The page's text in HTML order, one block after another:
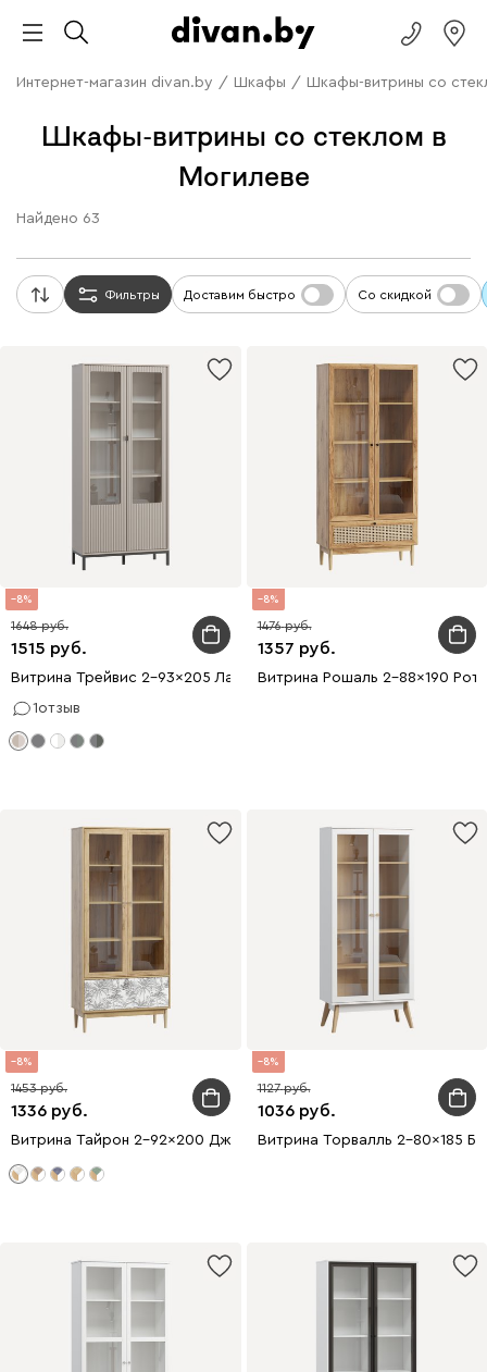
Интернет-магазин divan.by / Шкафы / Шкафы-витрины со
Шкафы-витрины со стеклом в
Могилеве
Найдено 63
Фильтры Доставим быстро Со скидкой
8
1515
1648
Витрина Трейвис 2-93x205 Латте
1отзыв
8
1357
1476
Витрина Рошаль 2-88x190
8
1336
1453
Витрина Тайрон 2-92x200 Джунгли ​
8
1036
1127
Витрина Торвалль 2-80x185